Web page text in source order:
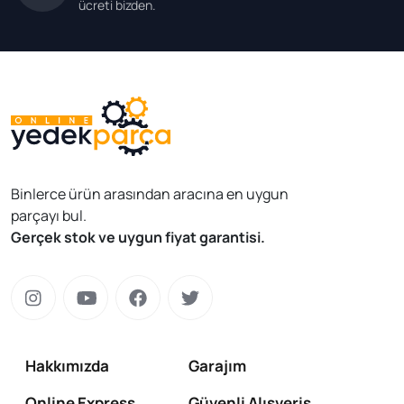
ücreti bizden.
Binlerce ürün arasından aracına en uygun
parçayı bul.
Gerçek stok ve uygun fiyat garantisi.
Hakkımızda
Garajım